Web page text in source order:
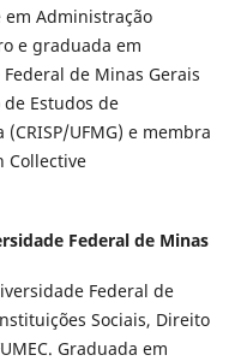
em Administração
e graduada em
de Minas Gerais
Estudos de
UFMG) e membra
Collective
Federal de Minas
Federal de
Sociais, Direito
Graduada em